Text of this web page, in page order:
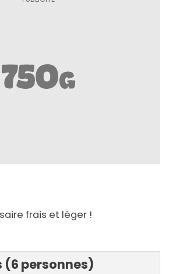
frais et léger !
personnes)